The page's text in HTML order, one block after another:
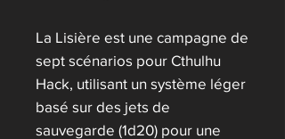
La Lisière est une campagne de
sept scénarios pour Cthulhu
Hack, utilisant un système léger
basé sur des jets de
sauvegarde (1d20) pour une